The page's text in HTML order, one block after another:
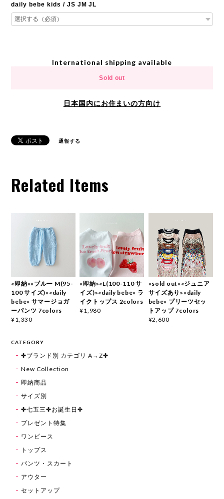
daily bebe kids / JS JM JL
International shipping available
Sold out
日本国内にお住まいの方向け
通報する
Related Items
«即納»«ブルー M(95-
100 サイズ)»«daily
bebe» サマージョガ
ーパンツ 7colors
¥1,330
«即納»«L(100-110 サ
イズ)»«daily bebe» ラ
イクトップス 2colors
¥1,980
«sold out»«ジュニア
サイズあり»«daily
bebe» プリーツセッ
トアップ 7colors
¥2,600
CATEGORY
✤ブランド別 カテゴリ A→Z✤
New Collection
即納商品
サイズ別
✤七五三✤お誕生日✤
プレゼント特集
ワンピース
トップス
パンツ・スカート
アウター
セットアップ